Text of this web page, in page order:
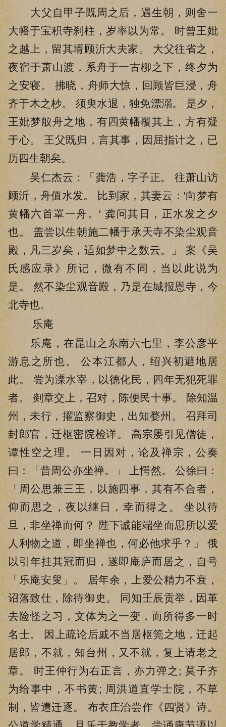
大父自甲子既周之后，遇生朝，则舍一
大幡于宝积寺刹柱，岁率以为常。 时曾王妣
之越上，留其壻顾沂大夫家。 大父往省之，
夜宿于萧山渡，系舟于一古柳之下，终夕为
之安寝。 拂晓，舟师大惊，回顾皆巨浸，舟
齐于木之杪。 须臾水退，独免漂溺。 是夕，
王妣梦舣舟之地，有四黄幡覆其上，方有疑
于心。 王父既归，言其事，因屈指计之，已
历四生朝矣。
吴仁杰云：「龚浩，字子正。 往萧山访
顾沂，舟值水发。 比到家，其妻云：'向梦有
黄幡六首罩一舟。' 龚问其日，正水发之夕
也。 盖尝以生朝施二幡于承天寺不染尘观音
殿，凡三岁矣，适如梦中之数云。」 案《吴
氏感应录》所记，微有不同，当以此说为
是。 然不染尘观音殿，乃是在城报恩寺，今
北寺也。
乐庵
乐庵，在昆山之东南六七里，李公彦平
游息之所也。 公本江都人，绍兴初避地居
此。 尝为溧水宰，以德化民，四年无犯死罪
者。 剡章交上，召对，陈便民十事。 除知温
州，未行，擢监察御史，出知婺州。 召拜司
封郎官，迁枢密院检详。 高宗屡引见僧徒，
谭性空之理。 一日因对，论及禅宗，公奏
曰：「昔周公亦坐禅。」 上愕然。 公徐曰：
「周公思兼三王，以施四事，其有不合者，
仰而思之，夜以继日，幸而得之。 坐以待
旦，非坐禅而何？ 陛下诚能端坐而思所以爱
人利物之道，即坐禅也，何必他求乎？」 俄
以引年挂其冠而归，遂即庵庐而居之，自号
「乐庵安叟」。 居年余，上爱公精力不衰，
诏落致仕，除待御史。 同知壬辰贡举，因革
去险怪之习，文体为之一变，而所得多一时
名士。 因上疏论后戚不当居枢筦之地，迁起
居郎，不就，知台州，又不就，复上请老之
章。 时王仲行为右正言，亦力弹之; 莫子齐
为给事中，不书黄; 周洪道直学士院，不草
制，皆遭迁逐。 布衣庄治尝作《四贤》诗。